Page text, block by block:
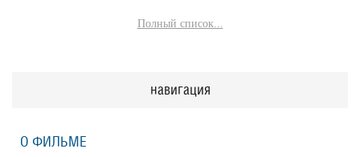
Полный список...
навигация
О ФИЛЬМЕ